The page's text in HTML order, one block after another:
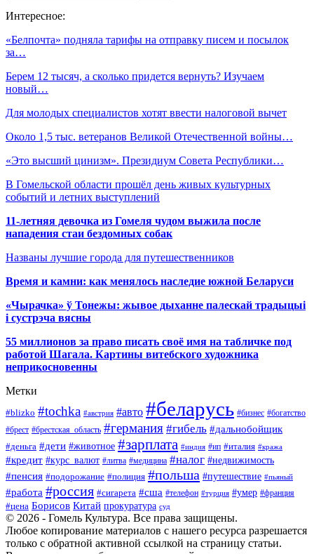
Интересное:
«Белпочта» подняла тарифы на отправку писем и посылок
за…
Берем 12 тысяч, а сколько придется вернуть? Изучаем
новый…
Для молодых специалистов хотят ввести налоговой вычет
Около 1,5 тыс. ветеранов Великой Отечественной войны…
«Это высший цинизм». Президиум Совета Республики…
В Гомельской области прошёл день живых культурных
событий и летних выступлений
11-летняя девочка из Гомеля чудом выжила после
нападения стаи бездомных собак
Названы лучшие города для путешественников
Время и камни: как менялось наследие южной Беларуси
«Чырачка» ў Тонежы: жывое дыханне палескай традыцыі
і сустрэча вясны
55 миллионов за право писать своё имя на табличке под
работой Шагала. Картины витебского художника
неприкосновенны
Метки
#blizko #tochka #австрия #авто #беларусь #бизнес #богатство
#брест #брестская_область #германия #гибель #дальнобойщик
#деньга #дети #животное #зарплата #индия #ип #италия #кража
#кредит #курс_валют #литва #медицина #налог #недвижимость
#пенсия #подорожание #полиция #польша #путешествие #пьяный
#работа #россия #сигарета #сша #телефон #турция #умер #франция
#цена Борисов Китай прокуратура суд
© 2026 - Гомель Культура. Все права защищены.
Любое копирование материалов с нашего ресурса разрешается
только с обратной активной ссылкой на страницу статьи.